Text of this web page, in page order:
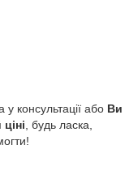
консультації або Ви
, будь ласка,